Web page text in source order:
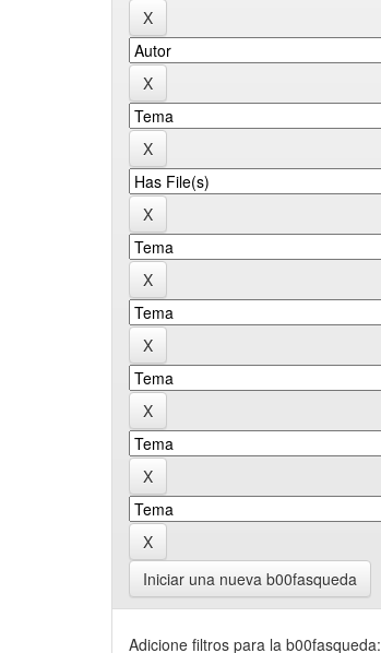
Iniciar una nueva b00fasqueda
Adicione filtros para la b00fasqueda: